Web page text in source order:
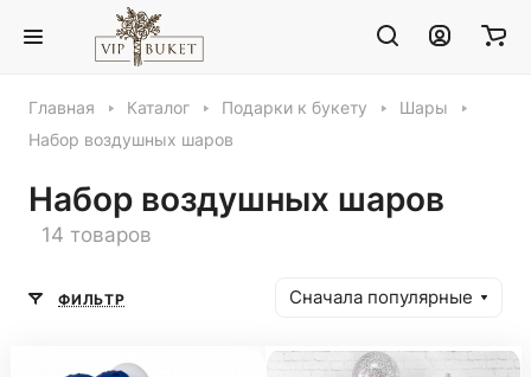
Главная Каталог Подарки к букету
Шары
Набор воздушных шаров
Набор воздушных шаров
14 товаров
ФИЛЬТР Сначала популярные